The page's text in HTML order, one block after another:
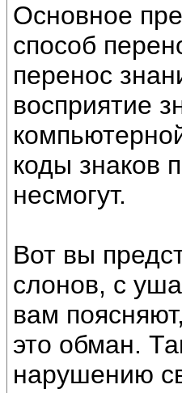
Основное
способ
перенос
восприятие
коды знаков
несмогут.
Вот вы
слонов, с
вам
это обман.
нарушению